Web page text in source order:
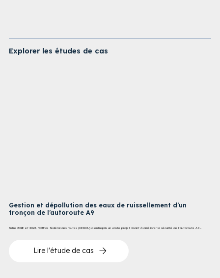
Explorer les études de cas
Gestion et dépollution des eaux de ruissellement d’un
tronçon de l’autoroute A9
Entre 2018 et 2022, l’Office fédéral des routes (OFROU) a entrepris un vaste projet visant à améliorer la sécurité de l’autoroute A9...
Lire l'étude de cas